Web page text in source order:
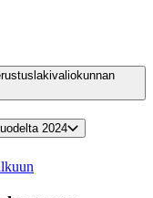
2024